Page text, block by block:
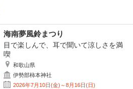
海南夢風鈴まつり
目で楽しんで、耳で聞いて涼しさを満
喫
和歌山県
伊勢部柿本神社
2026年7月10日(金)～8月16日(日)